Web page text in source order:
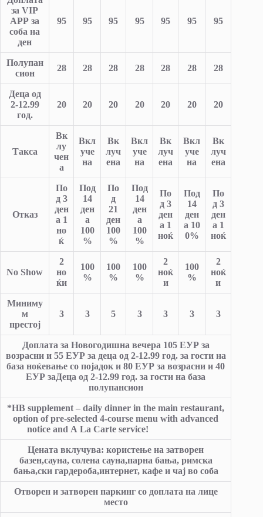
заVIP
APPза
соба на
ден
95 95 95 95 95 95 95
Полупан
сион
28 28 28 28 28 28 28
Деца од
2-12.99
год.
20 20 20 20 20 20 20
Такса
Вк
лу
чен
а
Вкл
уче
на
Вк
луч
ена
Вкл
уче
на
Вк
луч
ена
Вкл
уче
на
Вк
луч
ена
Отказ
По
д 3
ден
а 1
но
ќ
Под
14
ден
а
100
%
По
д
21
ден
100
%
Под
14
ден
а
100
%
По
д 3
ден
а 1
ноќ
Под
14
ден
а 10
0%
По
д 3
ден
а 1
ноќ
No Show
2
но
ќи
100
%
100
%
100
%
2
ноќ
и
100
%
2
ноќ
и
Миниму
м
престој
3 3 5 3 3 3 3
Доплата за Новогодишна вечера 105ЕУР за
возрасни и 55ЕУР за деца од 2-12.99 год.за гости на
база ноќевање со појадок и 80 ЕУР за возрасни и 40
ЕУР заДеца од 2-12.99 год. за гости на база
полупансион
*HB supplement – daily dinner in the main restaurant,
option of pre-selected 4-course menu with advanced
notice and А La Carte service!
Цената вклучува: користење на затворен
базен,сауна, солена сауна,парна бања, римска
бања,ски гардероба,интернет, кафе и чај во соба
Отворен и затворен паркинг со доплата на лице
место